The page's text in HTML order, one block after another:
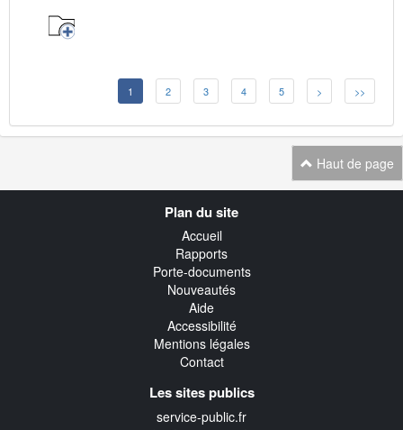
1 2 3 4 5 > >>
Haut de page
Plan du site
Accueil
Rapports
Porte-documents
Nouveautés
Aide
Accessibilité
Mentions légales
Contact
Les sites publics
service-public.fr